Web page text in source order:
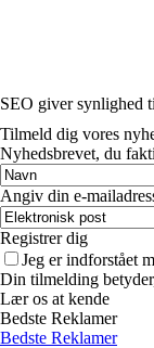
SEO giver synlighed
Tilmeld dig vores
Nyhedsbrevet, du
Angiv din e-
Registrer dig
Jeg er indforstået
Din tilmelding
Lær os at kende
Bedste Reklamer
Bedste Reklamer